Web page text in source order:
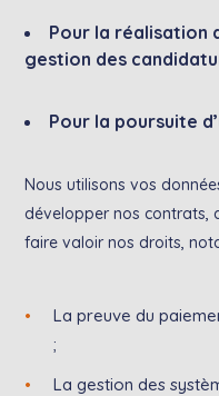
Pour la réalisation
gestion des
Pour la poursuite
Nous utilisons vos
développer nos contrats,
faire valoir nos droits,
La preuve du
;
La gestion des